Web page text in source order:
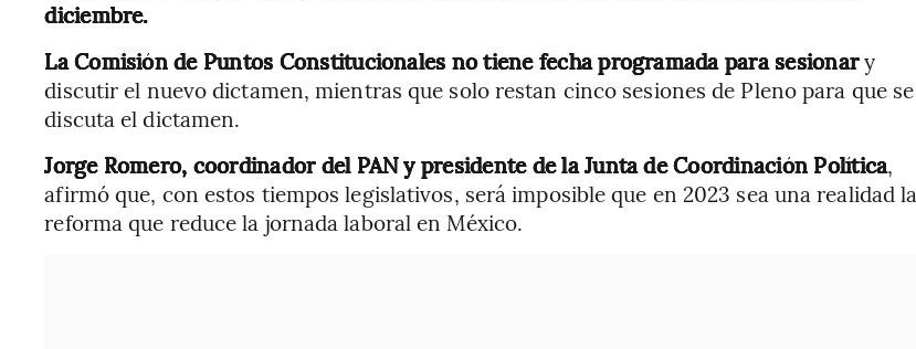
diciembre.
La Comisión de Puntos Constitucionales no tiene fecha programada para sesionary
discutir el nuevo dictamen, mientras que solo restan cinco sesiones de Pleno para que se
discuta el dictamen.
Jorge Romero, coordinador del PAN y presidente de la Junta de Coordinación Política,
afirmó que, con estos tiempos legislativos, será imposible que en 2023 sea una realidad la
reforma que reduce la jornada laboral en México.